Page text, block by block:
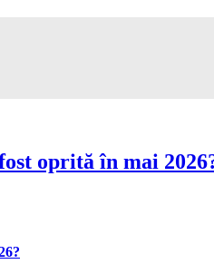
oprită în mai